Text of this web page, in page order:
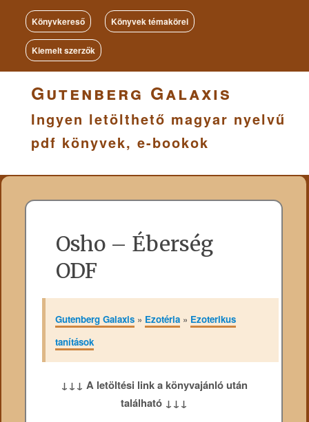
Könyvkereső Könyvek témakörei
Kiemelt szerzők
Gutenberg Galaxis
Ingyen letölthető magyar nyelvű
pdf könyvek, e-bookok
Osho – Éberség
ODF
Gutenberg Galaxis» Ezotéria» Ezoterikus
tanítások
↓↓↓ A letöltési link a könyvajánló után
található ↓↓↓